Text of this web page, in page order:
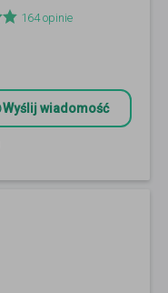
164opinie
Wyślij wiadomość